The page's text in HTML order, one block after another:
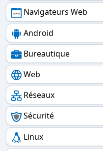
Navigateurs Web
Android
Bureautique
Web
Réseaux
Sécurité
Linux